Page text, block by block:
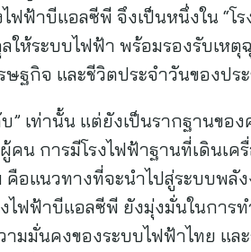
ฟ้าบีแอลซีพี จึงเป็นหนึ่งใน “โ
ห้ระบบไฟฟ้า พร้อมรองรับเหตุ
ฐกิจ และชีวิตประจำวันของปร
” เท่านั้น แต่ยังเป็นรากฐานขอ
น การมีโรงไฟฟ้าฐานที่เดินเค
อแนวทางที่จะนำไปสู่ระบบพลั
ไฟฟ้าบีแอลซีพี ยังมุ่งมั่นในการ
มั่นคงของระบบไฟฟ้าไทย แล